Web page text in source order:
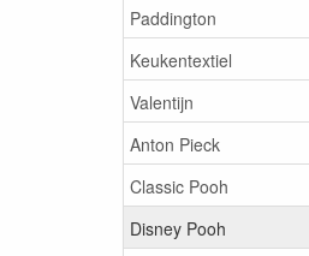
Paddington
Keukentextiel
Valentijn
Anton Pieck
Classic Pooh
Disney Pooh